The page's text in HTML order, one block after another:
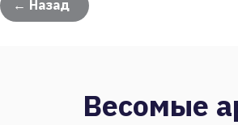
← Назад
Весомые